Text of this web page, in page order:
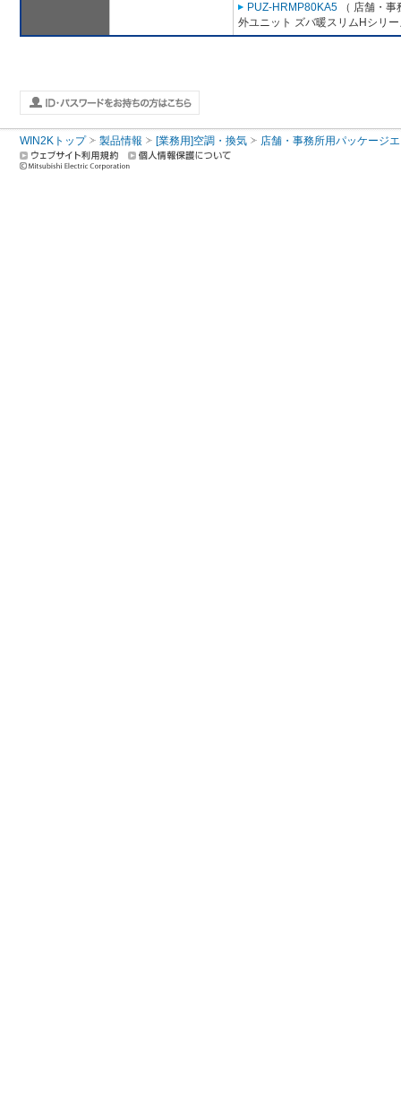
PUZ-HRMP80KA5 （ 店舗・
外ユニット ズバ暖スリムHシリ
WIN2Kトップ 製品情報 [業務用]空調・換気 店舗・事務所用パッケージ